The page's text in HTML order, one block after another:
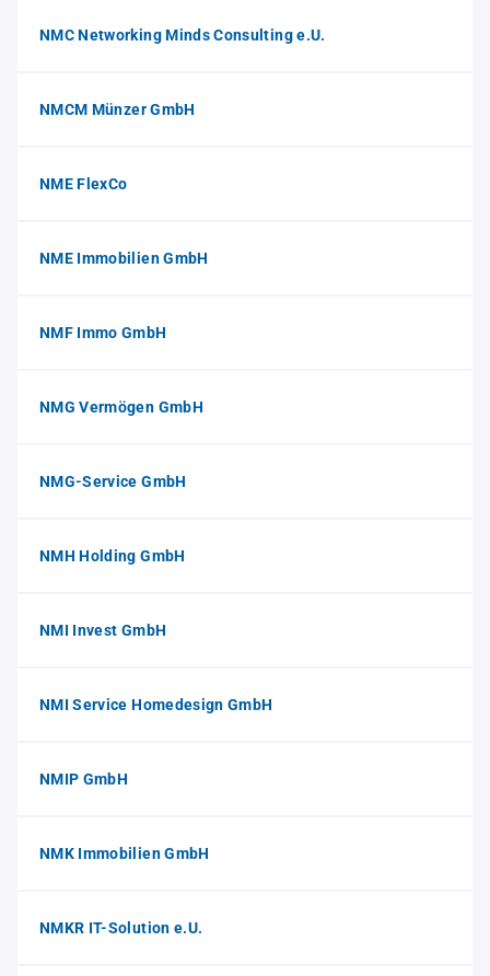
NMC Networking Minds Consulting e.U.
NMCM Münzer GmbH
NME FlexCo
NME Immobilien GmbH
NMF Immo GmbH
NMG Vermögen GmbH
NMG-Service GmbH
NMH Holding GmbH
NMI Invest GmbH
NMI Service Homedesign GmbH
NMIP GmbH
NMK Immobilien GmbH
NMKR IT-Solution e.U.